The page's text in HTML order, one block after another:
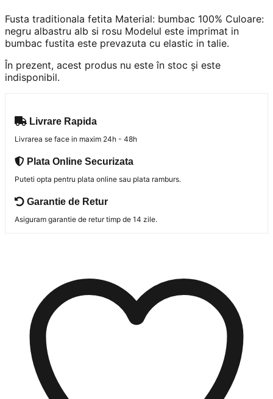
Fusta traditionala fetita Material: bumbac 100% Culoare:
negru albastru alb si rosu Modelul este imprimat in
bumbac fustita este prevazuta cu elastic in talie.
În prezent, acest produs nu este în stoc și este
indisponibil.
Livrare Rapida
Livrarea se face in maxim 24h - 48h
Plata Online Securizata
Puteti opta pentru plata online sau plata ramburs.
Garantie de Retur
Asiguram garantie de retur timp de 14 zile.